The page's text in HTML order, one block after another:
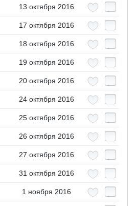
13 октября 2016
17 октября 2016
18 октября 2016
19 октября 2016
20 октября 2016
24 октября 2016
25 октября 2016
26 октября 2016
27 октября 2016
31 октября 2016
1 ноября 2016